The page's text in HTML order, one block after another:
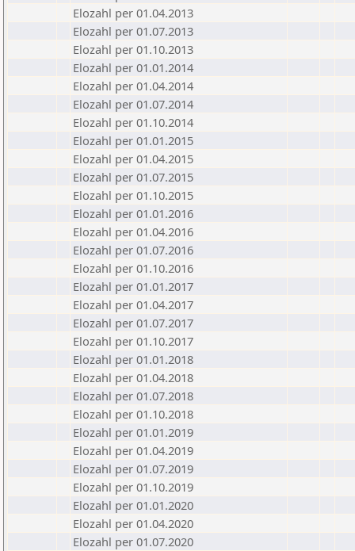
Elozahl per 01.04.2013
Elozahl per 01.07.2013
Elozahl per 01.10.2013
Elozahl per 01.01.2014
Elozahl per 01.04.2014
Elozahl per 01.07.2014
Elozahl per 01.10.2014
Elozahl per 01.01.2015
Elozahl per 01.04.2015
Elozahl per 01.07.2015
Elozahl per 01.10.2015
Elozahl per 01.01.2016
Elozahl per 01.04.2016
Elozahl per 01.07.2016
Elozahl per 01.10.2016
Elozahl per 01.01.2017
Elozahl per 01.04.2017
Elozahl per 01.07.2017
Elozahl per 01.10.2017
Elozahl per 01.01.2018
Elozahl per 01.04.2018
Elozahl per 01.07.2018
Elozahl per 01.10.2018
Elozahl per 01.01.2019
Elozahl per 01.04.2019
Elozahl per 01.07.2019
Elozahl per 01.10.2019
Elozahl per 01.01.2020
Elozahl per 01.04.2020
Elozahl per 01.07.2020